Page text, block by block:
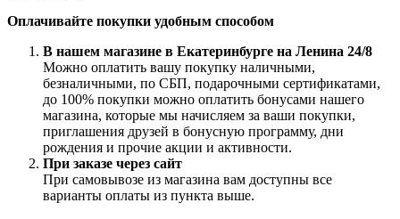
Оплачивайте покупки удобным способом
В нашем магазине в Екатеринбурге на Ленина 24/8
Можно оплатить вашу покупку наличными,
безналичными, по СБП, подарочными сертификатами,
до 100% покупки можно оплатить бонусами нашего
магазина, которые мы начисляем за ваши покупки,
приглашения друзей в бонусную программу, дни
рождения и прочие акции и активности.
При заказе через сайт
При самовывозе из магазина вам доступны все
варианты оплаты из пункта выше.